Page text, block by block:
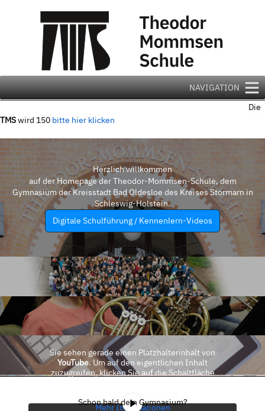
NAVIGATION
Die
TMSwird 150 bitte hier klicken
Herzlich willkommen
auf der Homepage der Theodor-Mommsen-Schule, dem
Gymnasium der Kreisstadt Bad Oldesloe des Kreises Stormarn in
Schleswig-Holstein.
Digitale Schulführung / Kennenlern-Videos
Sie sehen gerade einen Platzhalterinhalt von
YouTube. Um auf den eigentlichen Inhalt
zuzugreifen, klicken Sie auf die Schaltfläche
Mehr Informationen
Schon bald dein Gymnasium?